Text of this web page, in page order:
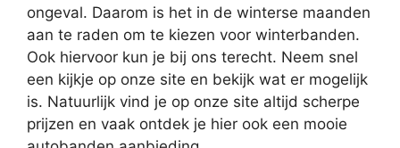
ongeval. Daarom is het in de winterse maanden
aan te raden om te kiezen voor winterbanden.
Ook hiervoor kun je bij ons terecht. Neem snel
een kijkje op onze site en bekijk wat er mogelijk
is. Natuurlijk vind je op onze site altijd scherpe
prijzen en vaak ontdek je hier ook een mooie